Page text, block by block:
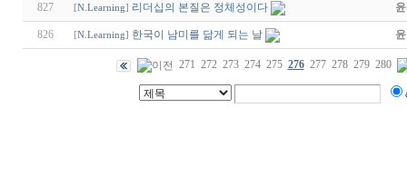
827 [N.Learning] 리더십의 본질은 정체성이다
826 [N.Learning] 한국이 남미를 닮게 되는 날
271 272 273 274 275 276 277 278 279 280